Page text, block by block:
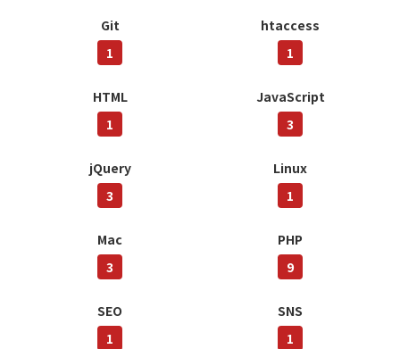
Git
1
htaccess
1
HTML
1
JavaScript
3
jQuery
3
Linux
1
Mac
3
PHP
9
SEO
1
SNS
1